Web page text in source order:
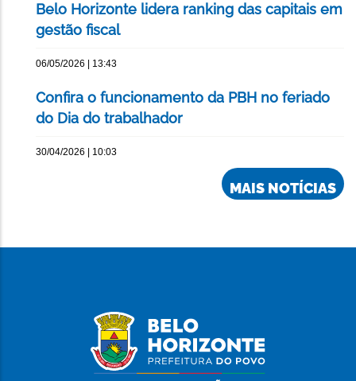
Belo Horizonte lidera ranking das capitais em
gestão fiscal
06/05/2026 | 13:43
Confira o funcionamento da PBH no feriado
do Dia do trabalhador
30/04/2026 | 10:03
MAIS NOTÍCIAS